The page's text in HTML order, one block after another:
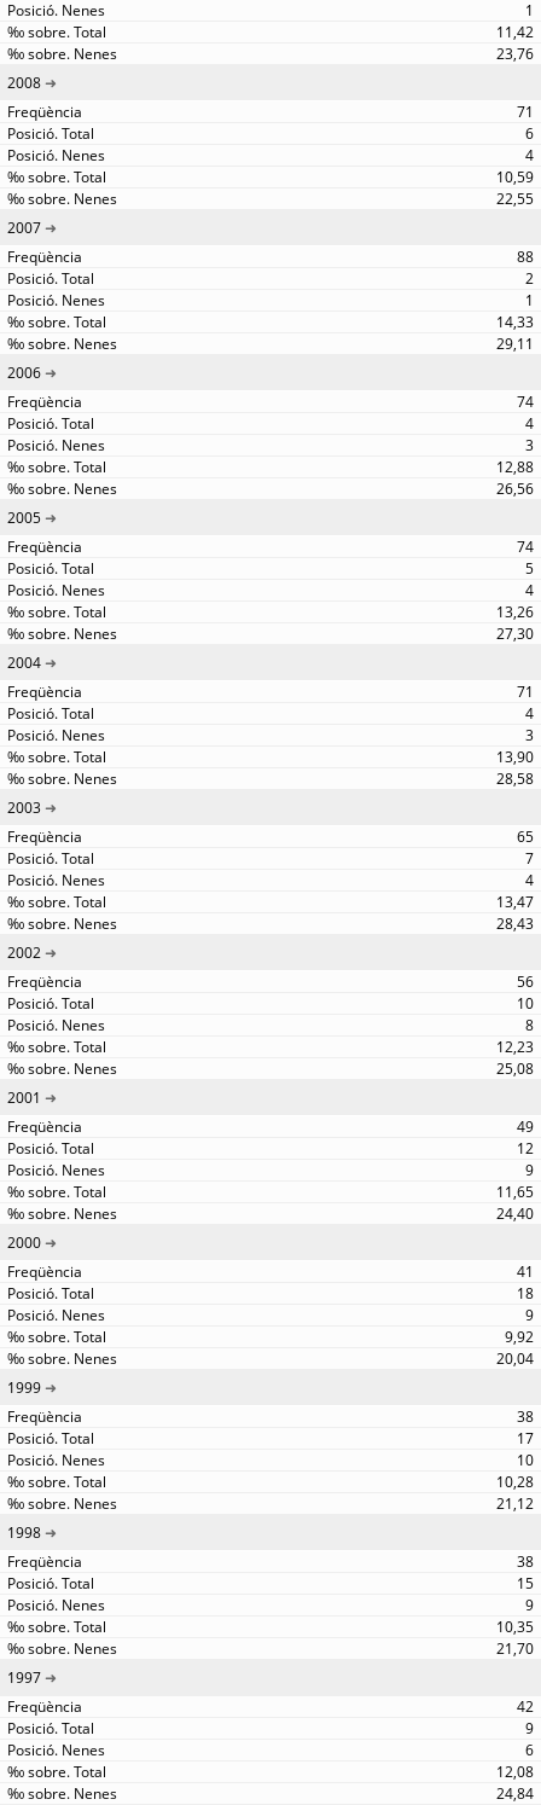
1
11,42
23,76
2008
71
6
4
10,59
22,55
2007
88
2
1
14,33
29,11
2006
74
4
3
12,88
26,56
2005
74
5
4
13,26
27,30
2004
71
4
3
13,90
28,58
2003
65
7
4
13,47
28,43
2002
56
10
8
12,23
25,08
2001
49
12
9
11,65
24,40
2000
41
18
9
9,92
20,04
1999
38
17
10
10,28
21,12
1998
38
15
9
10,35
21,70
1997
42
9
6
12,08
24,84